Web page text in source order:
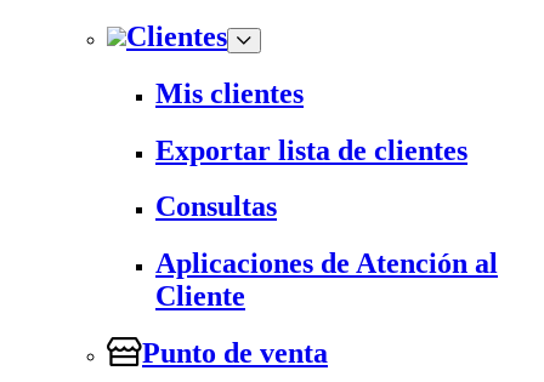
Clientes
Mis clientes
Exportar lista de clientes
Consultas
Aplicaciones de Atención al
Cliente
Punto de venta